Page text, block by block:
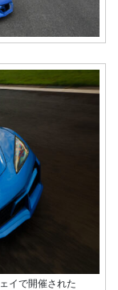
イで開催された